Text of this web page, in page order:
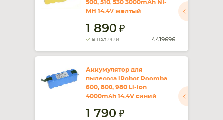
500, 510, 530 3000mAh NI-
MH 14.4V желтый
1 890
В наличии 4419696
Аккумулятор для
пылесоса iRobot Roomba
600, 800, 980 Li-ion
4000mAh 14.4V синий
1 790